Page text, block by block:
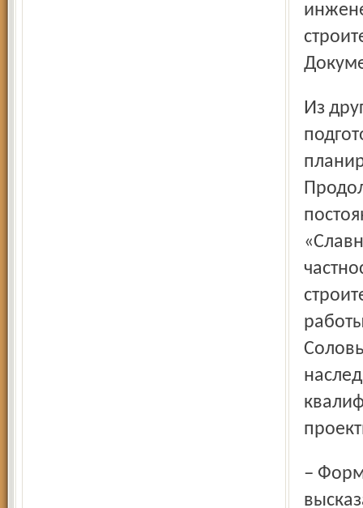
Из других крупных завершённых работ года –
– Формируем портфель заказов на наш юбилейный год, –